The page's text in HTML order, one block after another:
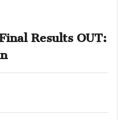
Results OUT: